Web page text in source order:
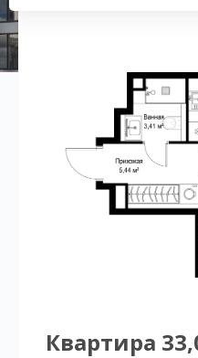
Квартира